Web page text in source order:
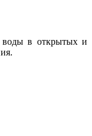
воды в открытых и